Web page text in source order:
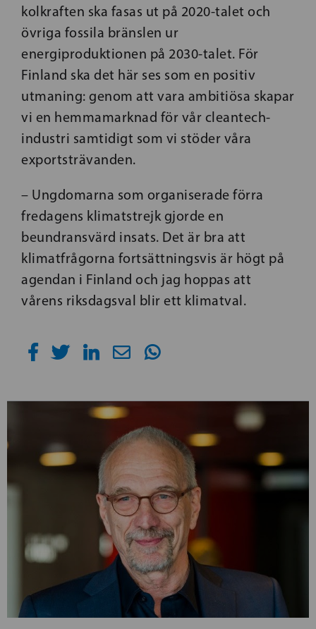
kolkraften ska fasas ut på 2020-talet och
övriga fossila bränslen ur
energiproduktionen på 2030-talet. För
Finland ska det här ses som en positiv
utmaning: genom att vara ambitiösa skapar
vi en hemmamarknad för vår cleantech-
industri samtidigt som vi stöder våra
exportsträvanden.
– Ungdomarna som organiserade förra
fredagens klimatstrejk gjorde en
beundransvärd insats. Det är bra att
klimatfrågorna fortsättningsvis är högt på
agendan i Finland och jag hoppas att
vårens riksdagsval blir ett klimatval.